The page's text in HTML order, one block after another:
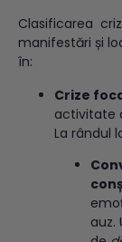
Clasificarea
manifestări și
în:
Crize
activitate
La rândul
auz.